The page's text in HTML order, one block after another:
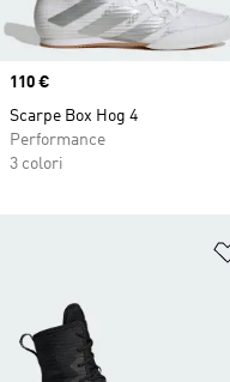
Price
110 €
Scarpe Box Hog 4
Performance
3 colori